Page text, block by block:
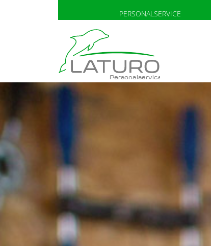
PERSONALSERVICE
Personalservice